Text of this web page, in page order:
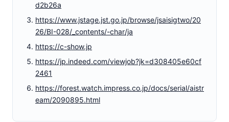
d2b26a
https://www.jstage.jst.go.jp/browse/jsaisigtwo/20
26/BI-028/_contents/-char/ja
https://c-show.jp
https://jp.indeed.com/viewjob?jk=d308405e60cf
2461
https://forest.watch.impress.co.jp/docs/serial/aistr
eam/2090895.html